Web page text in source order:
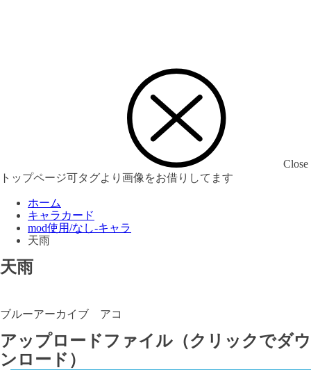
Close
トップページ可タグより画像をお借りしてます
ホーム
キャラカード
mod使用/なし-キャラ
天雨
天雨
ブルーアーカイブ アコ
アップロードファイル（クリックでダウ
ンロード）